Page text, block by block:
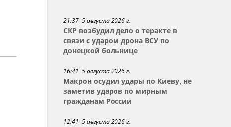
21:37 5 августа 2026 г.
СКР возбудил дело о теракте в
связи с ударом дрона ВСУ по
донецкой больнице
16:41 5 августа 2026 г.
Макрон осудил удары по Киеву, не
заметив ударов по мирным
гражданам России
12:41 5 августа 2026 г.